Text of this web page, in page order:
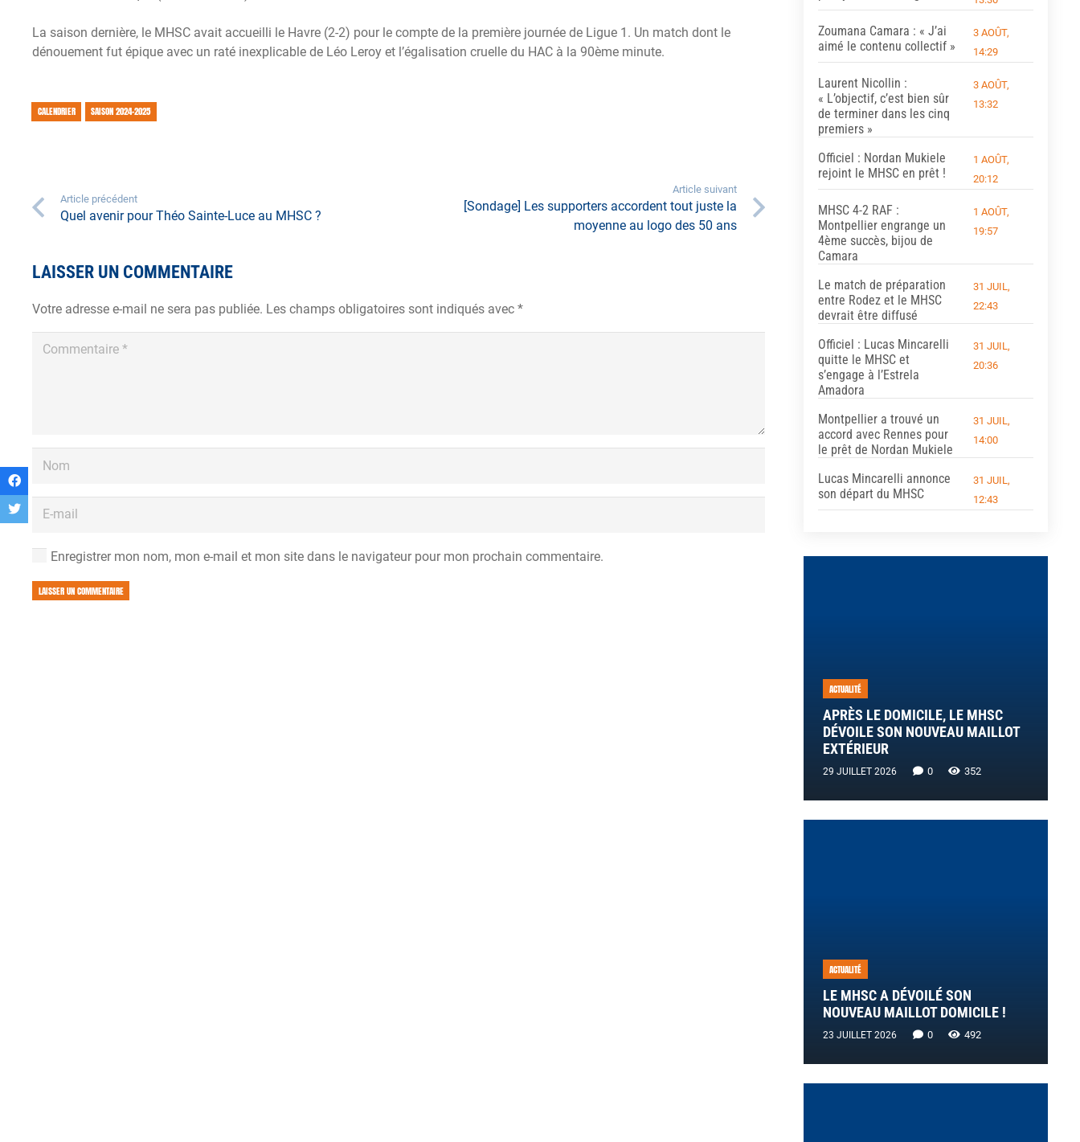
La saison dernière, le MHSC avait accueilli le Havre (2-2) pour le compte de la première journée de Ligue 1. Un match dont le
dénouement fut épique avec un raté inexplicable de Léo Leroy et l’égalisation cruelle du HAC à la 90ème minute.
CALENDRIER SAISON 2024-2025
Article précédent
Quel avenir pour Théo Sainte-Luce au MHSC ?
Article suivant
[Sondage] Les supporters accordent tout juste la
moyenne au logo des 50 ans
LAISSER UN COMMENTAIRE
Votre adresse e-mail ne sera pas publiée. Les champs obligatoires sont indiqués avec *
Enregistrer mon nom, mon e-mail et mon site dans le navigateur pour mon prochain commentaire.
LAISSER UN COMMENTAIRE
Zoumana Camara : « J’ai
aimé le contenu collectif »
3 AOÛT,
14:29
Laurent Nicollin :
« L’objectif, c’est bien sûr
de terminer dans les cinq
premiers »
3 AOÛT,
13:32
Officiel : Nordan Mukiele
rejoint le MHSC en prêt !
1 AOÛT,
20:12
MHSC 4-2 RAF :
Montpellier engrange un
4ème succès, bijou de
Camara
1 AOÛT,
19:57
Le match de préparation
entre Rodez et le MHSC
devrait être diffusé
31 JUIL,
22:43
Officiel : Lucas Mincarelli
quitte le MHSC et
s’engage à l’Estrela
Amadora
31 JUIL,
20:36
Montpellier a trouvé un
accord avec Rennes pour
le prêt de Nordan Mukiele
31 JUIL,
14:00
Lucas Mincarelli annonce
son départ du MHSC
31 JUIL,
12:43
ACTUALITÉ
APRÈS LE DOMICILE, LE MHSC
DÉVOILE SON NOUVEAU MAILLOT
EXTÉRIEUR
29 JUILLET 2026 0 352
ACTUALITÉ
LE MHSC A DÉVOILÉ SON
NOUVEAU MAILLOT DOMICILE !
23 JUILLET 2026 0 492